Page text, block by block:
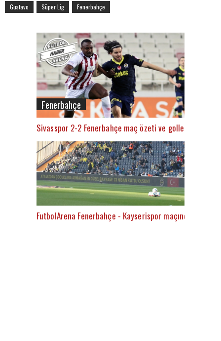
Gustavo Süper Lig Fenerbahçe
Fenerbahçe
Sivasspor 2-2 Fenerbahçe maç özeti ve golleri (İZLE)
FutbolArena Fenerbahçe - Kayserispor maçında